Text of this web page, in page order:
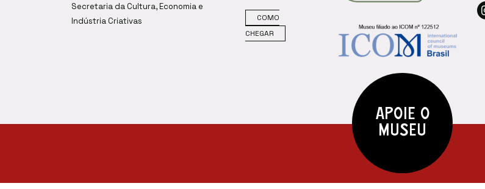
Secretaria da Cultura, Economia e
Indústria Criativas
COMO
CHEGAR
APOIE O
MUSEU